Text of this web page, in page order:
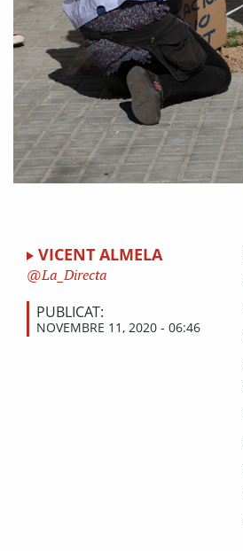
VICENT ALMELA
La_Directa
PUBLICAT:
NOVEMBRE 11, 2020 - 06:46